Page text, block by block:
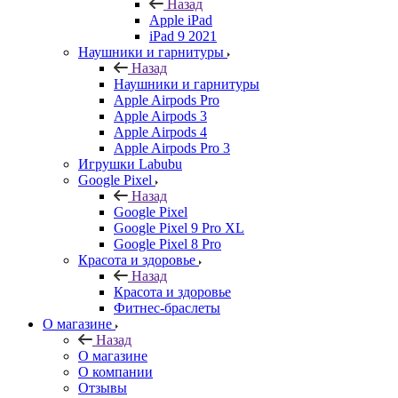
Назад
Apple iPad
iPad 9 2021
Наушники и гарнитуры
Назад
Наушники и гарнитуры
Apple Airpods Pro
Apple Airpods 3
Apple Airpods 4
Apple Airpods Pro 3
Игрушки Labubu
Google Pixel
Назад
Google Pixel
Google Pixel 9 Pro XL
Google Pixel 8 Pro
Красота и здоровье
Назад
Красота и здоровье
Фитнес-браслеты
О магазине
Назад
О магазине
О компании
Отзывы